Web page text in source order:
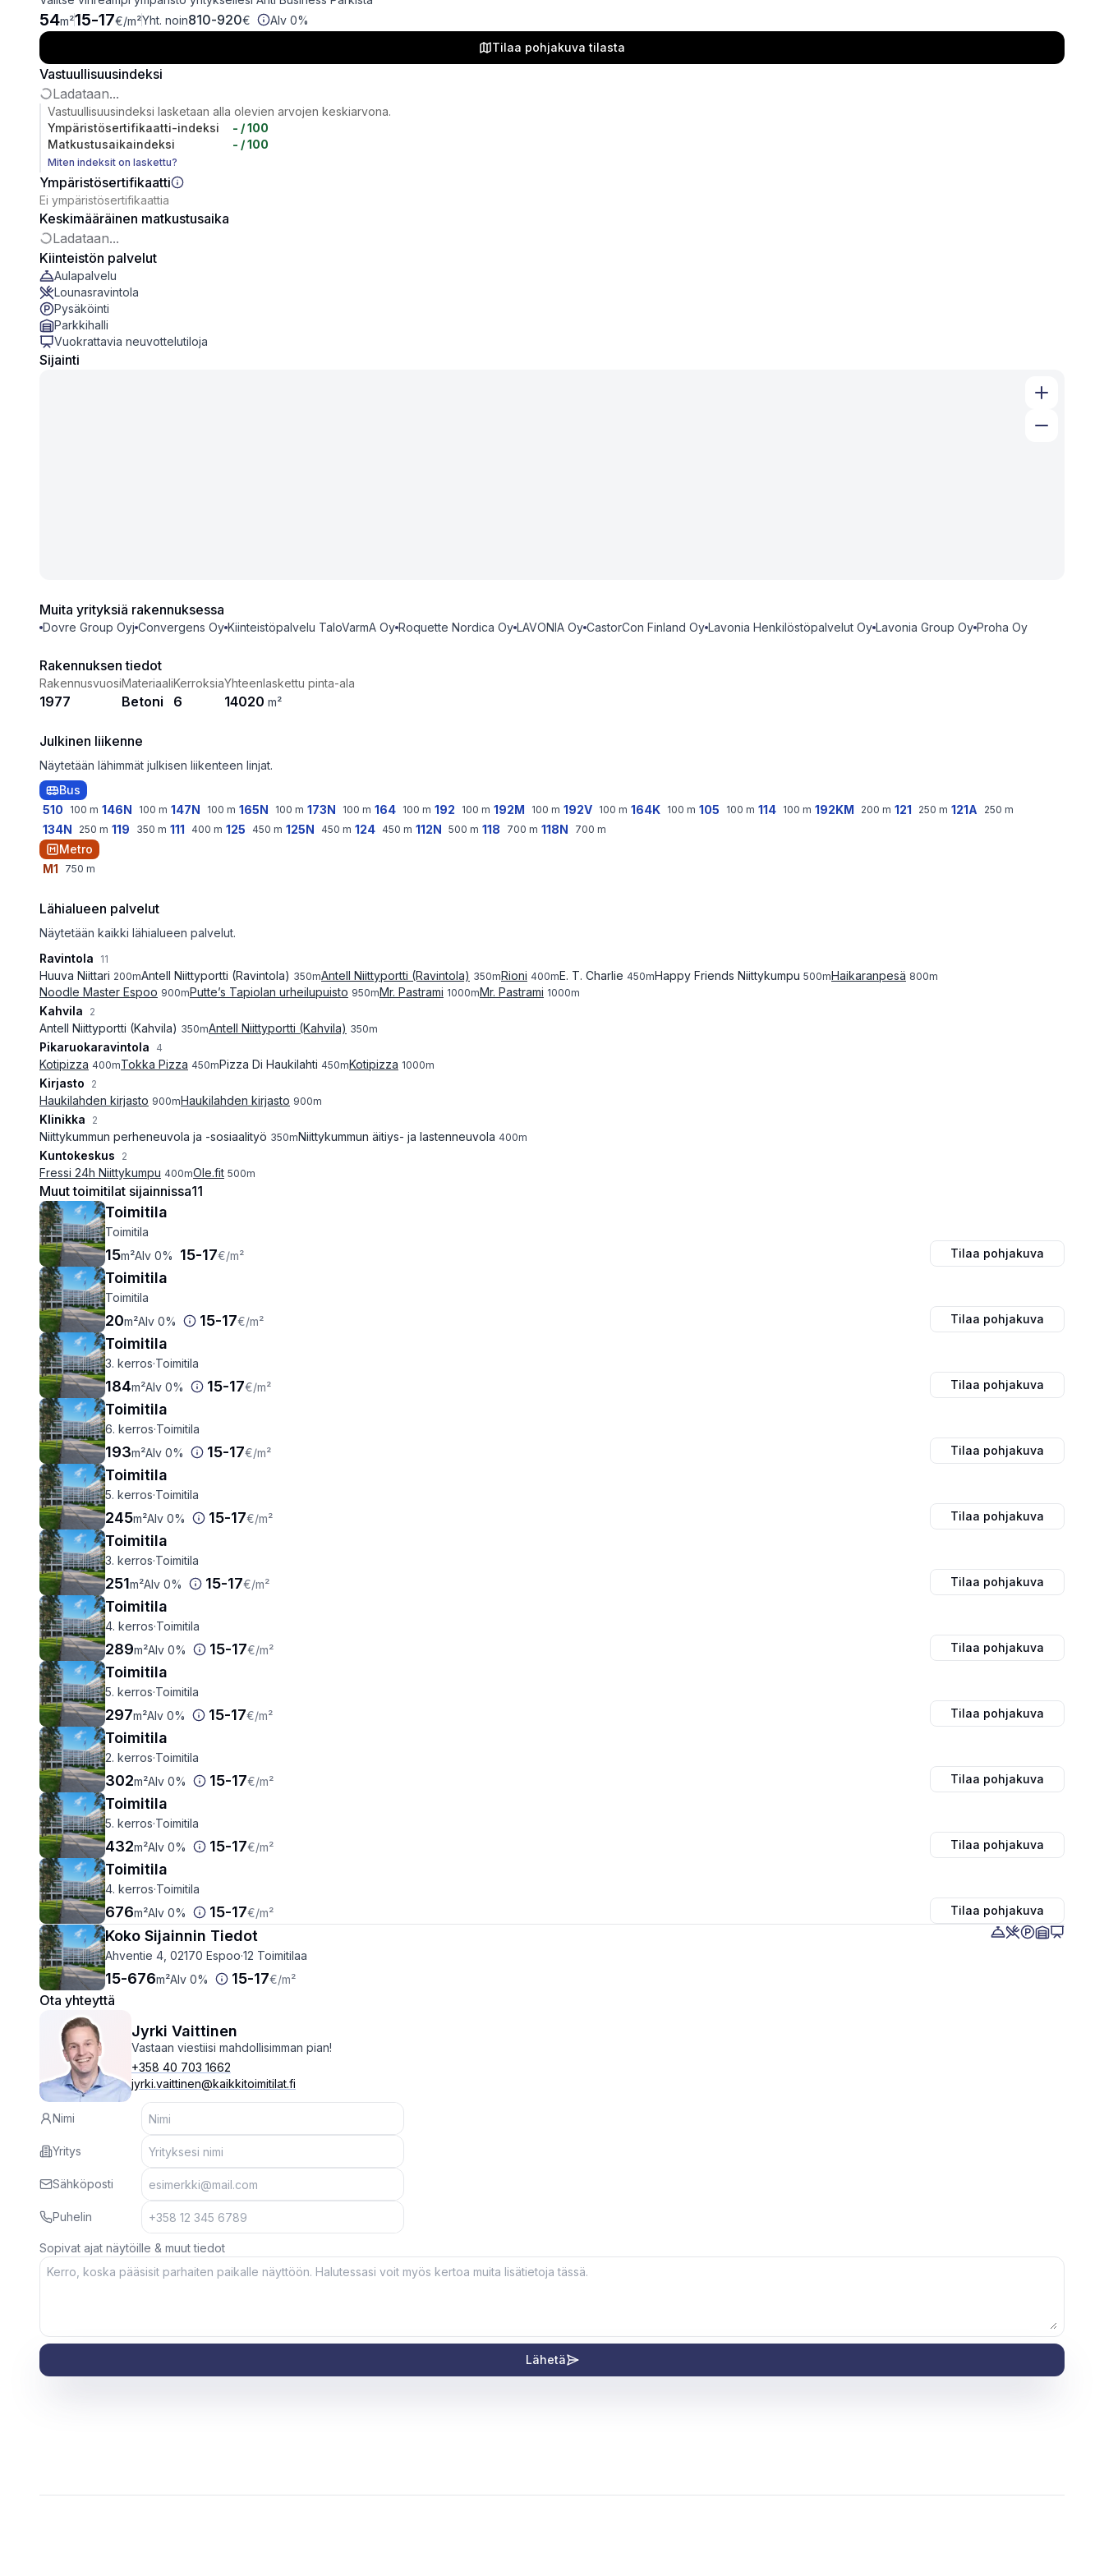
54m²15-17€/m²Yht. noin810-920€
Alv 0%
Tilaa pohjakuva tilasta
Vastuullisuusindeksi
Ladataan...
Vastuullisuusindeksi lasketaan alla olevien arvojen keskiarvona.
Ympäristösertifikaatti-indeksi
- / 100
Matkustusaikaindeksi
- / 100
Miten indeksit on laskettu?
Ympäristösertifikaatti
Ei ympäristösertifikaattia
Keskimääräinen matkustusaika
Ladataan...
Kiinteistön palvelut
Aulapalvelu
Lounasravintola
Pysäköinti
Parkkihalli
Vuokrattavia neuvottelutiloja
Sijainti
Muita yrityksiä rakennuksessa
Dovre Group Oyj Convergens Oy Kiinteistöpalvelu TaloVarmA Oy Roquette Nordica Oy LAVONIA Oy CastorCon Finland Oy Lavonia Henkilöstöpalvelut Oy Lavonia Group Oy Proha Oy
Rakennuksen tiedot
Rakennusvuosi
1977
Materiaali
Betoni
Kerroksia
6
Yhteenlaskettu pinta-ala
14020 m²
Julkinen liikenne
Näytetään lähimmät julkisen liikenteen linjat.
Bus
510
100 m 146N 100 m 147N 100 m 165N 100 m 173N 100 m 164 100 m 192 100 m 192M 100 m 192V 100 m 164K 100 m 105 100 m 114 100 m 192KM 200 m 121 250 m 121A 250 m
134N 250 m 119 350 m 111 400 m 125 450 m 125N 450 m 124 450 m 112N 500 m 118 700 m 118N 700 m
Metro
M1
750 m
Lähialueen palvelut
Näytetään kaikki lähialueen palvelut.
Ravintola
11
Huuva Niittari 200mAntell Niittyportti (Ravintola) 350mAntell Niittyportti (Ravintola) 350mRioni 400mE. T. Charlie 450mHappy Friends Niittykumpu 500mHaikaranpesä 800m
Noodle Master Espoo 900mPutte’s Tapiolan urheilupuisto 950mMr. Pastrami 1000mMr. Pastrami 1000m
Kahvila 2
Antell Niittyportti (Kahvila) 350mAntell Niittyportti (Kahvila) 350m
Pikaruokaravintola 4
Kotipizza 400mTokka Pizza 450mPizza Di Haukilahti 450mKotipizza 1000m
Kirjasto 2
Haukilahden kirjasto 900mHaukilahden kirjasto 900m
Klinikka 2
Niittykummun perheneuvola ja -sosiaalityö 350mNiittykummun äitiys- ja lastenneuvola 400m
Kuntokeskus 2
Fressi 24h Niittykumpu 400mOle.fit 500m
Muut toimitilat sijainnissa11
Toimitila
Toimitila
15m²Alv 0% 15-17€/m² Tilaa pohjakuva
Toimitila
Toimitila
20m²Alv 0% 15-17€/m² Tilaa pohjakuva
Toimitila
3. kerros·Toimitila
184m²Alv 0% 15-17€/m² Tilaa pohjakuva
Toimitila
6. kerros·Toimitila
193m²Alv 0% 15-17€/m² Tilaa pohjakuva
Toimitila
5. kerros·Toimitila
245m²Alv 0% 15-17€/m² Tilaa pohjakuva
Toimitila
3. kerros·Toimitila
251m²Alv 0% 15-17€/m² Tilaa pohjakuva
Toimitila
4. kerros·Toimitila
289m²Alv 0% 15-17€/m² Tilaa pohjakuva
Toimitila
5. kerros·Toimitila
297m²Alv 0% 15-17€/m² Tilaa pohjakuva
Toimitila
2. kerros·Toimitila
302m²Alv 0% 15-17€/m² Tilaa pohjakuva
Toimitila
5. kerros·Toimitila
432m²Alv 0% 15-17€/m² Tilaa pohjakuva
Toimitila
4. kerros·Toimitila
676m²Alv 0% 15-17€/m² Tilaa pohjakuva
Koko Sijainnin Tiedot
Ahventie 4, 02170 Espoo·12 Toimitilaa
15-676m²Alv 0% 15-17€/m²
Ota yhteyttä
Jyrki Vaittinen
Vastaan viestiisi mahdollisimman pian!
+358 40 703 1662
jyrki.vaittinen@kaikkitoimitilat.fi
Nimi
Yritys
Sähköposti
Puhelin
Sopivat ajat näytöille & muut tiedot
Lähetä